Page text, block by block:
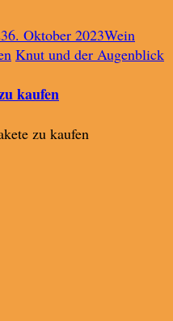
6. Oktober 2023Wein
Knut und der Augenblick
kaufen